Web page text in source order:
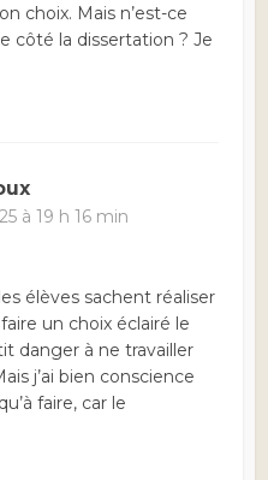
choix. Mais n’est-ce
côté la dissertation ? Je
à 19 h 16 min
élèves sachent réaliser
un choix éclairé le
danger à ne travailler
j’ai bien conscience
faire, car le